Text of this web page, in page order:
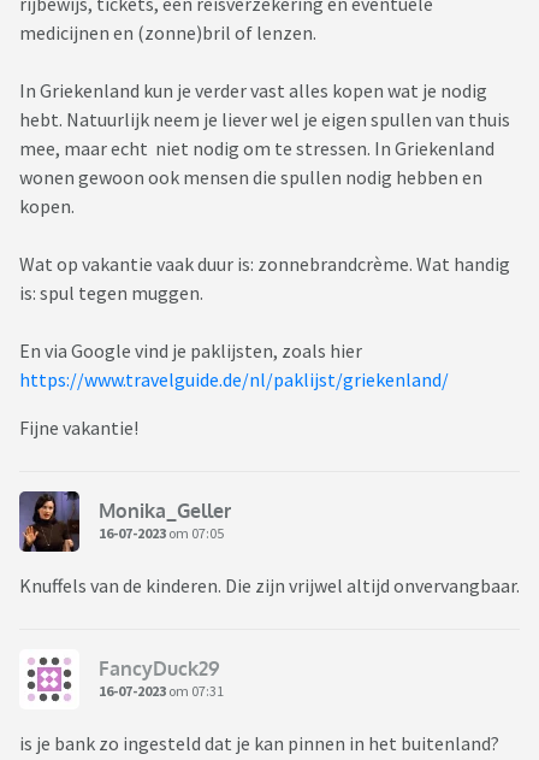
medicijnen en (zonne)bril of lenzen.
In Griekenland kun je verder vast alles kopen wat je nodig
hebt. Natuurlijk neem je liever wel je eigen spullen van thuis
mee, maar echt niet nodig om te stressen. In Griekenland
wonen gewoon ook mensen die spullen nodig hebben en
kopen.
Wat op vakantie vaak duur is: zonnebrandcrème. Wat handig
is: spul tegen muggen.
En via Google vind je paklijsten, zoals hier
https://www.travelguide.de/nl/paklijst/griekenland/
Fijne vakantie!
Monika_Geller
16-07-2023 om 07:05
Knuffels van de kinderen. Die zijn vrijwel altijd onvervangbaar.
FancyDuck29
16-07-2023 om 07:31
is je bank zo ingesteld dat je kan pinnen in het buitenland?